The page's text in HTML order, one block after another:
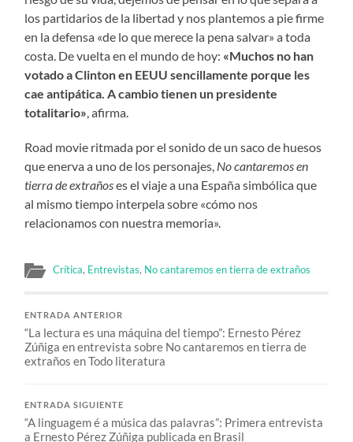
los partidarios de la libertad y nos plantemos a pie firme
en la defensa «de lo que merece la pena salvar» a toda
costa. De vuelta en el mundo de hoy: «Muchos no han
votado a Clinton en EEUU sencillamente porque les
cae antipática. A cambio tienen un presidente
totalitario», afirma.
Road movie ritmada por el sonido de un saco de huesos
que enerva a uno de los personajes, No cantaremos en
tierra de extrañoses el viaje a una España simbólica que
al mismo tiempo interpela sobre «cómo nos
relacionamos con nuestra memoria».
Crítica, Entrevistas, No cantaremos en tierra de extraños
ENTRADA ANTERIOR
“La lectura es una máquina del tiempo”: Ernesto Pérez
Zúñiga en entrevista sobre No cantaremos en tierra de
extraños en Todo literatura
ENTRADA SIGUIENTE
“A linguagem é a música das palavras”: Primera entrevista
a Ernesto Pérez Zúñiga publicada en Brasil